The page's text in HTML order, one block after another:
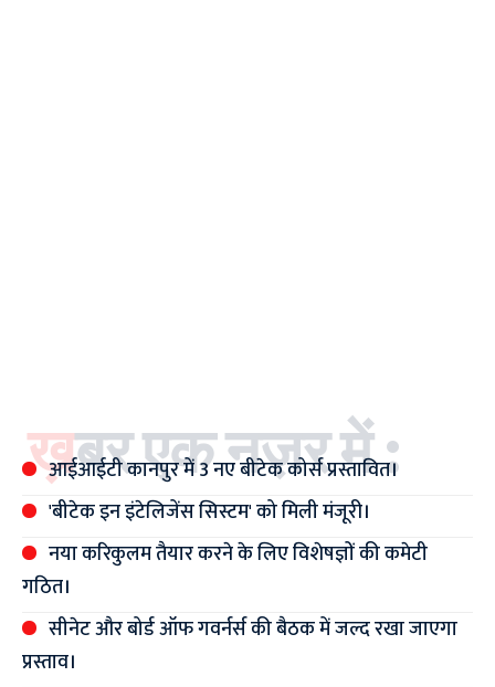
ख़बर एक नज़र में :
आईआईटी कानपुर में 3 नए बीटेक कोर्स प्रस्तावित।
'बीटेक इन इंटेलिजेंस सिस्टम' को मिली मंजूरी।
नया करिकुलम तैयार करने के लिए विशेषज्ञों की कमेटी
गठित।
सीनेट और बोर्ड ऑफ गवर्नर्स की बैठक में जल्द रखा जाएगा
प्रस्ताव।